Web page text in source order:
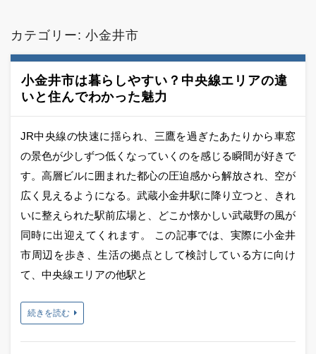
カテゴリー:小金井市
小金井市は暮らしやすい？中央線エリアの違
いと住んでわかった魅力
JR中央線の快速に揺られ、三鷹を過ぎたあたりから車窓
の景色が少しずつ低くなっていくのを感じる瞬間が好きで
す。高層ビルに囲まれた都心の圧迫感から解放され、空が
広く見えるようになる。武蔵小金井駅に降り立つと、きれ
いに整えられた駅前広場と、どこか懐かしい武蔵野の風が
同時に出迎えてくれます。 この記事では、実際に小金井
市周辺を歩き、生活の拠点として検討している方に向け
て、中央線エリアの他駅と
続きを読む